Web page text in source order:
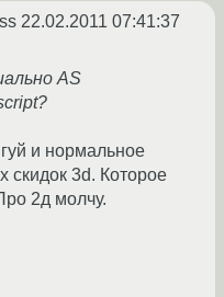
22.02.2011 07:41:37
AS
и нормальное
скидок 3d. Которое
2д молчу.